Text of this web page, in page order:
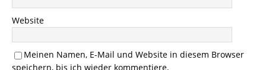
Website
Meinen Namen, E-Mail und Website in diesem Browser
speichern, bis ich wieder kommentiere.